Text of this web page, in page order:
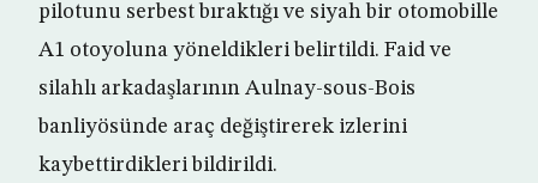
pilotunu serbest bıraktığı ve siyah bir otomobille
A1 otoyoluna yöneldikleri belirtildi. Faid ve
silahlı arkadaşlarının Aulnay-sous-Bois
banliyösünde araç değiştirerek izlerini
kaybettirdikleri bildirildi.